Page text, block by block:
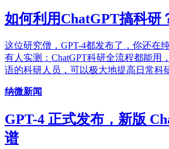
如何利用ChatGPT搞科研
这位研究僧，GPT-4都发布了，你还在
有人实测：ChatGPT科研全流程都能用
语的科研人员，可以极大地提高日常科
纳微新闻
GPT-4 正式发布，新版
谱